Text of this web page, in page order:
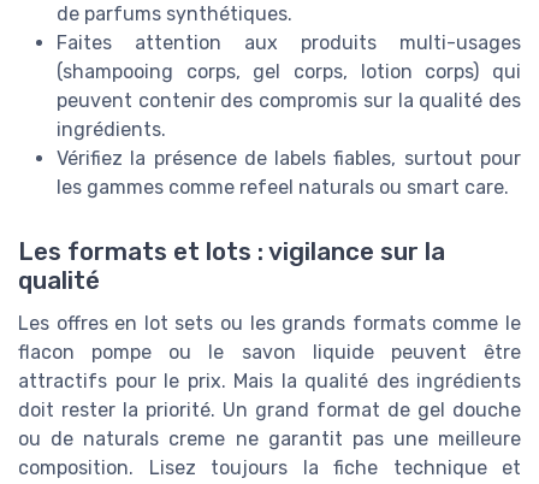
de parfums synthétiques.
Faites attention aux produits multi-usages
(shampooing corps, gel corps, lotion corps) qui
peuvent contenir des compromis sur la qualité des
ingrédients.
Vérifiez la présence de labels fiables, surtout pour
les gammes comme refeel naturals ou smart care.
Les formats et lots : vigilance sur la
qualité
Les offres en lot sets ou les grands formats comme le
flacon pompe ou le savon liquide peuvent être
attractifs pour le prix. Mais la qualité des ingrédients
doit rester la priorité. Un grand format de gel douche
ou de naturals creme ne garantit pas une meilleure
composition. Lisez toujours la fiche technique et